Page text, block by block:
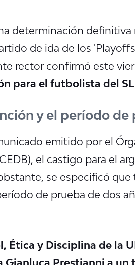
determinación definitiva
de ida de los
rector confirmó este
para el futbolista del
y el período de
emitido por el
el castigo para el
se especificó
de prueba de dos
Ética y Disciplina de la
Gianluca Prestianni a